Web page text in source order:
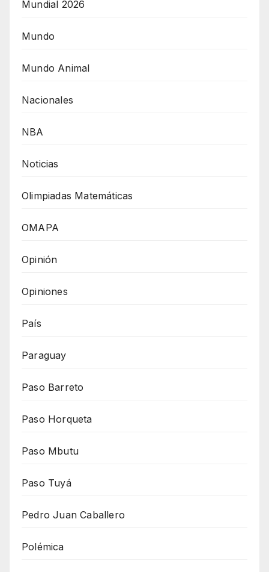
Mundial 2026
Mundo
Mundo Animal
Nacionales
NBA
Noticias
Olimpiadas Matemáticas
OMAPA
Opinión
Opiniones
País
Paraguay
Paso Barreto
Paso Horqueta
Paso Mbutu
Paso Tuyá
Pedro Juan Caballero
Polémica